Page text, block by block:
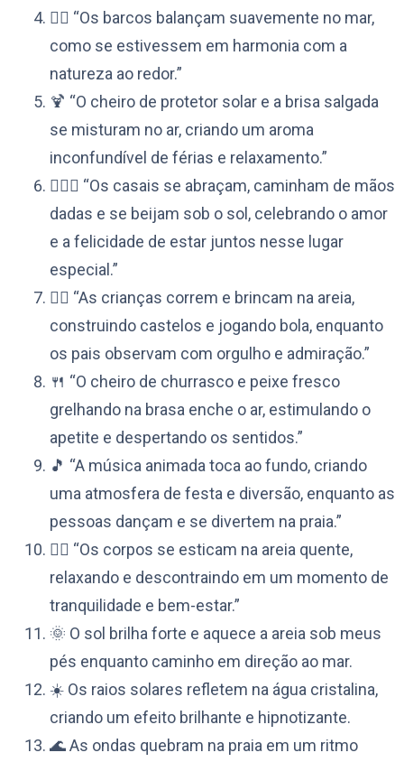
🚣‍♀️ “Os barcos balançam suavemente no mar,
como se estivessem em harmonia com a
natureza ao redor.”
🍹 “O cheiro de protetor solar e a brisa salgada
se misturam no ar, criando um aroma
inconfundível de férias e relaxamento.”
👩‍❤️‍👨 “Os casais se abraçam, caminham de mãos
dadas e se beijam sob o sol, celebrando o amor
e a felicidade de estar juntos nesse lugar
especial.”
🏃‍♂️ “As crianças correm e brincam na areia,
construindo castelos e jogando bola, enquanto
os pais observam com orgulho e admiração.”
🍴 “O cheiro de churrasco e peixe fresco
grelhando na brasa enche o ar, estimulando o
apetite e despertando os sentidos.”
🎵 “A música animada toca ao fundo, criando
uma atmosfera de festa e diversão, enquanto as
pessoas dançam e se divertem na praia.”
💆‍♀️ “Os corpos se esticam na areia quente,
relaxando e descontraindo em um momento de
tranquilidade e bem-estar.”
🌞 O sol brilha forte e aquece a areia sob meus
pés enquanto caminho em direção ao mar.
☀️ Os raios solares refletem na água cristalina,
criando um efeito brilhante e hipnotizante.
🌊 As ondas quebram na praia em um ritmo